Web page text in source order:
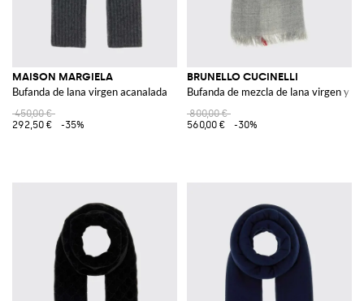
MAISON MARGIELA
Bufanda de lana virgen acanalada
450,00 €
292,50 €
-35%
BRUNELLO CUCINELLI
Bufanda de mezcla de lana virgen y
800,00 €
560,00 €
-30%